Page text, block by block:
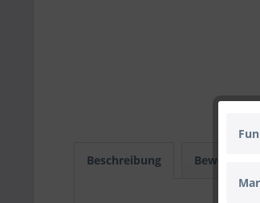
Beschreibung